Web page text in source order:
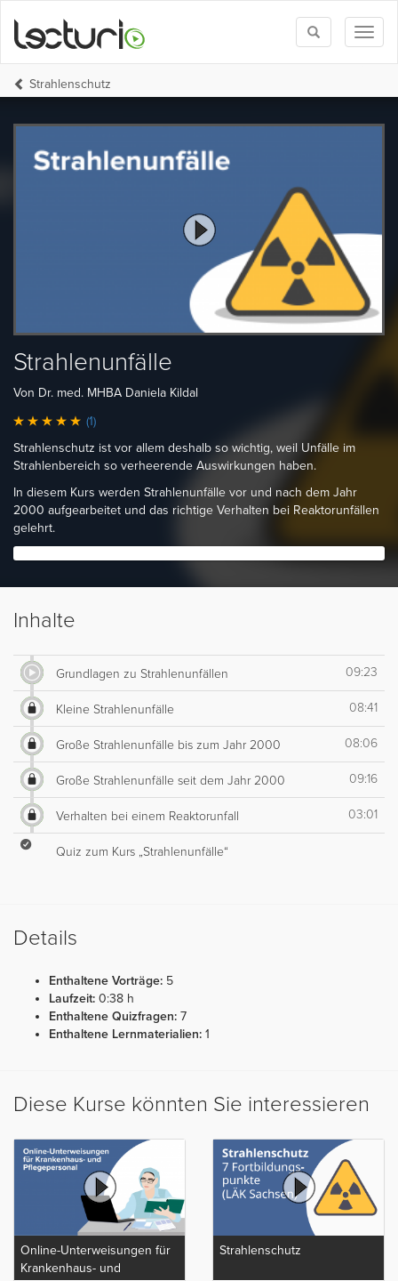
Toggle
search
Strahlenschutz
Strahlenunfälle
Von Dr. med. MHBA Daniela Kildal
(1)
Strahlenschutz ist vor allem deshalb so wichtig, weil Unfälle im
Strahlenbereich so verheerende Auswirkungen haben.
In diesem Kurs werden Strahlenunfälle vor und nach dem Jahr
2000 aufgearbeitet und das richtige Verhalten bei Reaktorunfällen
gelehrt.
Inhalte
Grundlagen zu Strahlenunfällen 09:23
Kleine Strahlenunfälle 08:41
Große Strahlenunfälle bis zum Jahr 2000 08:06
Große Strahlenunfälle seit dem Jahr 2000 09:16
Verhalten bei einem Reaktorunfall 03:01
Quiz zum Kurs „Strahlenunfälle“
Details
Enthaltene Vorträge: 5
Laufzeit: 0:38 h
Enthaltene Quizfragen: 7
Enthaltene Lernmaterialien: 1
Diese Kurse könnten Sie interessieren
Online-Unterweisungen für
Krankenhaus- und
Strahlenschutz